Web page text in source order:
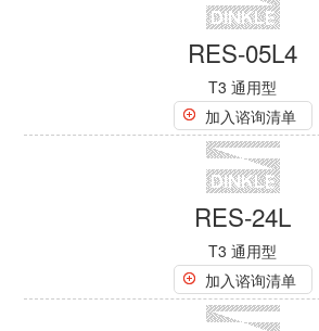
T2 直流电
加入谘询清单
RES2-40-
T2 直流电
加入谘询清单
RES2-40-